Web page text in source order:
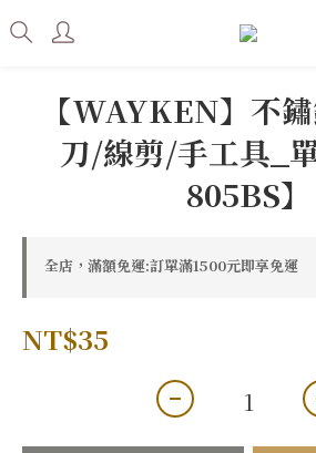
【WAYKEN】不
刀/線剪/手工具_
805BS】
全店，滿額免運:訂單滿1500元即享免運
NT$35